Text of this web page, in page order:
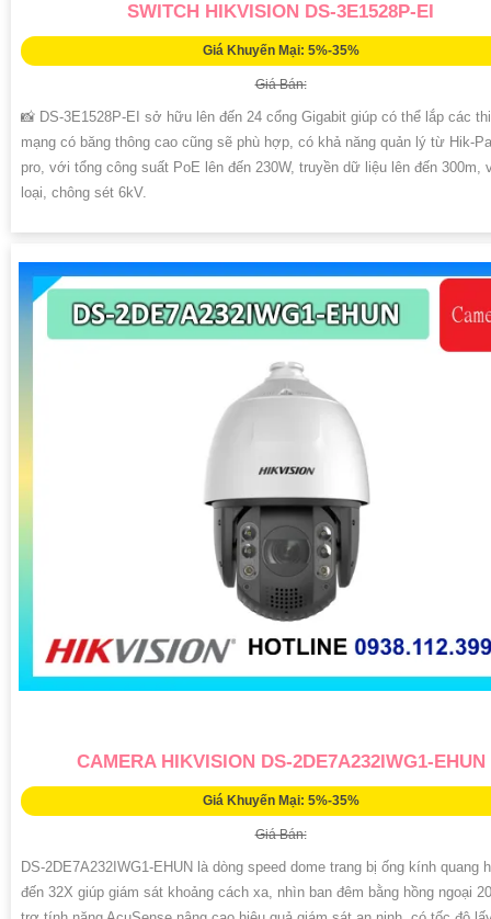
SWITCH HIKVISION DS-3E1528P-EI
Giá Khuyến Mại: 5%-35%
Giá Bán:
📸 DS-3E1528P-EI sở hữu lên đến 24 cổng Gigabit giúp có thể lắp các
mạng có băng thông cao cũng sẽ phù hợp, có khả năng quản lý từ Hik-
pro, với tổng công suất PoE lên đến 230W, truyền dữ liệu lên đến 300m,
loại, chông sét 6kV.
CAMERA HIKVISION DS-2DE7A232IWG1-EHUN
Giá Khuyến Mại: 5%-35%
Giá Bán:
DS-2DE7A232IWG1-EHUN là dòng speed dome trang bị ống kính quang
đến 32X giúp giám sát khoảng cách xa, nhìn ban đêm bằng hồng ngoại